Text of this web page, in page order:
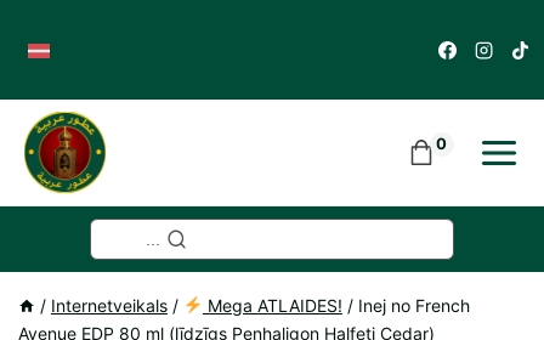
content
0
/ Internetveikals / Mega ATLAIDES! / Inej no French
Avenue EDP 80 ml (līdzīgs Penhaligon Halfeti Cedar)